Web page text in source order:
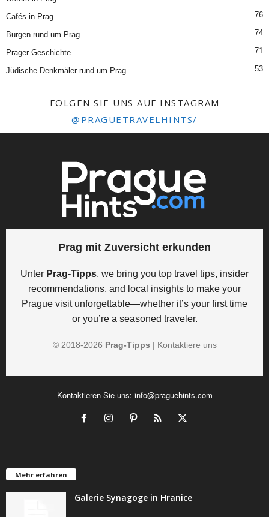
Cafés in Prag 76
Burgen rund um Prag 74
Prager Geschichte 71
Jüdische Denkmäler rund um Prag 53
FOLGEN SIE UNS AUF INSTAGRAM
@PRAGUETRAVELHINTS/
Prag mit Zuversicht erkunden
Unter Prag-Tipps, we bring you top travel tips, insider
recommendations, and local insights to make your
Prague visit unforgettable—whether it’s your first time
or you’re a seasoned traveler.
© 2018-2026 Prag-Tipps | Kontaktiere uns
Kontaktieren Sie uns: info@praguehints.com
Mehr erfahren
Galerie Synagoge in Hranice